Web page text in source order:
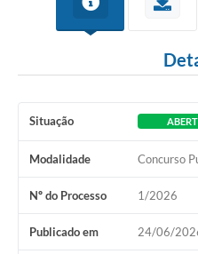
REQUERIMENTO DE
QUESTIONÁRIO PPA 2026/2029,
Ouvidoria
Holerite online
A Prefeitura
Meio Ambiente
Situação
Modalidade Concurso
Nº do Processo 1/2026
Publicado em 24/06/